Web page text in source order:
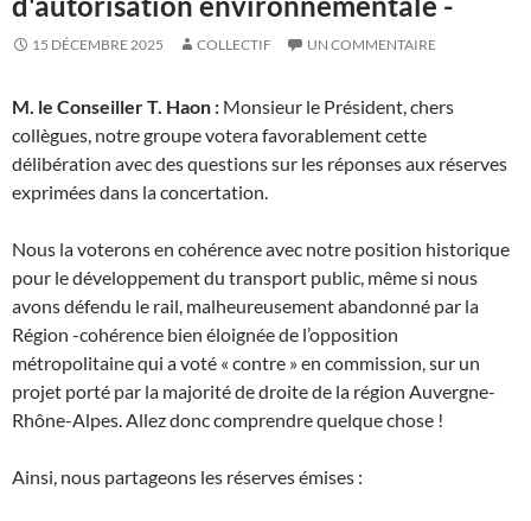
15 DÉCEMBRE 2025 COLLECTIF UN COMMENTAIRE
M. le Conseiller T. Haon : Monsieur le Président, chers
collègues, notre groupe votera favorablement cette
délibération avec des questions sur les réponses aux réserves
exprimées dans la concertation.
Nous la voterons en cohérence avec notre position historique
pour le développement du transport public, même si nous
avons défendu le rail, malheureusement abandonné par la
Région -cohérence bien éloignée de l’opposition
métropolitaine qui a voté « contre » en commission, sur un
projet porté par la majorité de droite de la région Auvergne-
Rhône-Alpes. Allez donc comprendre quelque chose !
Ainsi, nous partageons les réserves émises :